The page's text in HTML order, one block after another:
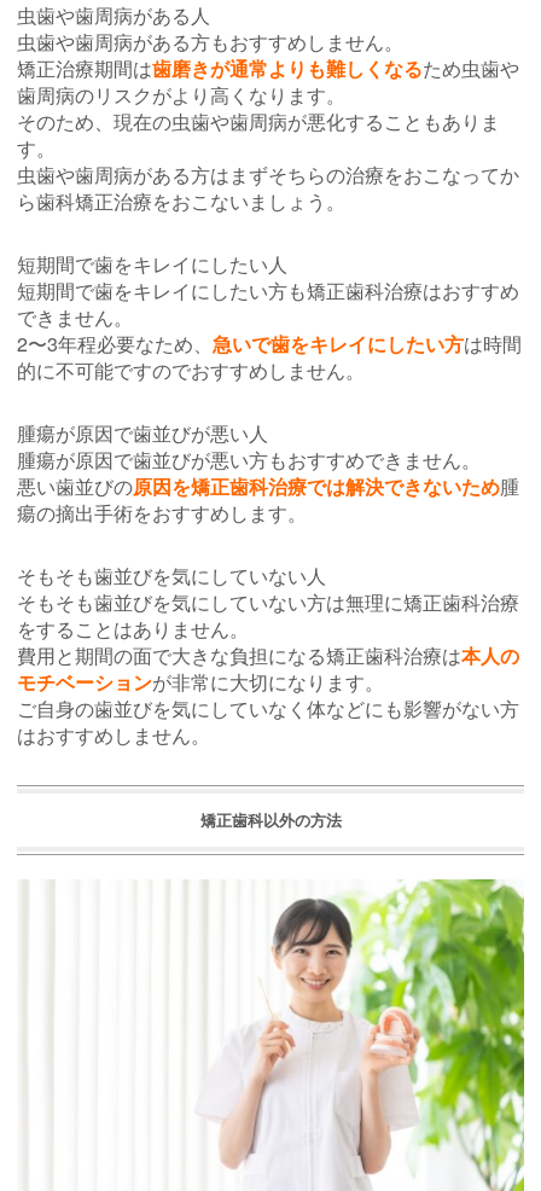
虫歯や歯周病がある人
虫歯や歯周病がある方もおすすめしません。
矯正治療期間は歯磨きが通常よりも難しくなるため虫歯や
歯周病のリスクがより高くなります。
そのため、現在の虫歯や歯周病が悪化することもありま
す。
虫歯や歯周病がある方はまずそちらの治療をおこなってか
ら歯科矯正治療をおこないましょう。
短期間で歯をキレイにしたい人
短期間で歯をキレイにしたい方も矯正歯科治療はおすすめ
できません。
2〜3年程必要なため、 急いで歯をキレイにしたい方は時間
的に不可能ですのでおすすめしません。
腫瘍が原因で歯並びが悪い人
腫瘍が原因で歯並びが悪い方もおすすめできません。
悪い歯並びの原因を矯正歯科治療では解決できないため腫
瘍の摘出手術をおすすめします。
そもそも歯並びを気にしていない人
そもそも歯並びを気にしていない方は無理に矯正歯科治療
をすることはありません。
費用と期間の面で大きな負担になる矯正歯科治療は本人の
モチベーションが非常に大切になります。
ご自身の歯並びを気にしていなく体などにも影響がない方
はおすすめしません。
矯正歯科以外の方法